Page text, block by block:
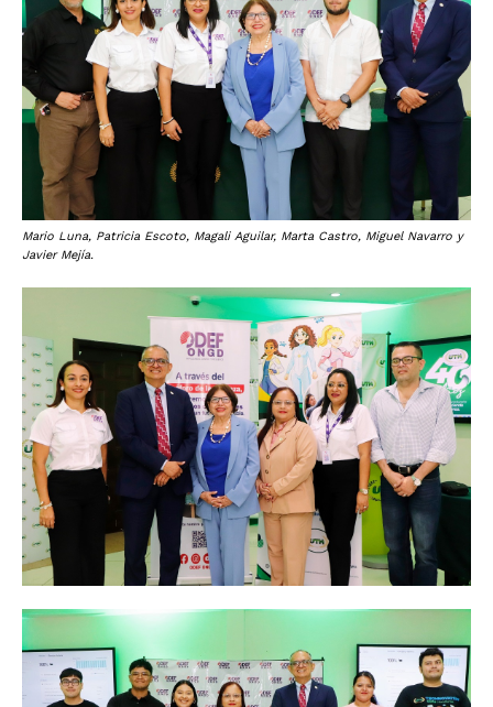
Mario Luna, Patricia Escoto, Magali Aguilar, Marta Castro, Miguel Navarro y
Javier Mejía.